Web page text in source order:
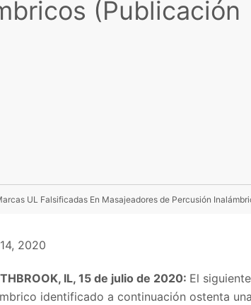
(Publicación
2020
IL, 15 de julio de 2020: El
identificado a continuación ostenta